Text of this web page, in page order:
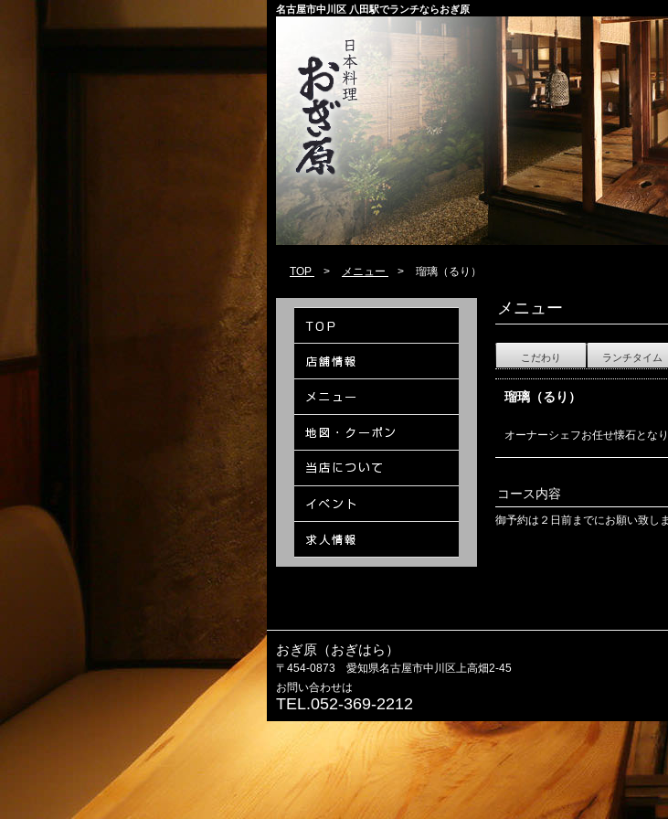
名古屋市中川区 八田駅でランチならおぎ原
TOP > メニュー > 瑠璃（るり）
メニュー
こだわり ランチタイム
瑠璃（るり）
オーナーシェフお任せ懐石となり
コース内容
御予約は２日前までにお願い致しま
おぎ原（おぎはら）
〒454-0873 愛知県名古屋市中川区上高畑2-45
お問い合わせは
TEL.052-369-2212